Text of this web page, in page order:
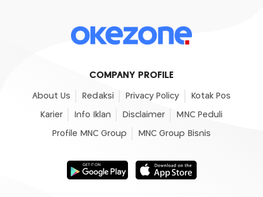
COMPANY PROFILE
About Us Redaksi Privacy Policy Kotak Pos
Karier Info Iklan Disclaimer MNC Peduli
Profile MNC Group MNC Group Bisnis